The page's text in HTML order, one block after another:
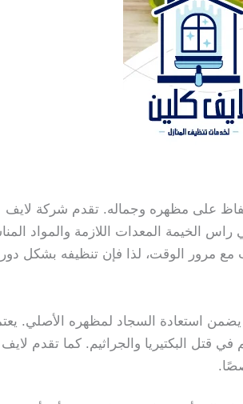
على مظهره وجماله. تقدم شركة لايف
المعدات اللازمة والمواد
مرور الوقت، لذا فإن تنظيفه بشكل
استعادة السجاد لمظهره الأصلي.
قتل البكتيريا والجراثيم. كما تقدم لايف